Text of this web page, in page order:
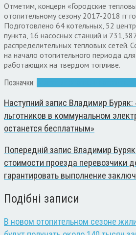
Отметим, концерн «Городские
отопительному сезону 2017-2018 гг
Подготовлено 64 котельных, 52
пункта, 16 насосных станций и
распределительных тепловых сетей.
на начало отопительного периода
работающих на твердом топливе.
Позначки:
Наступний запис Владимир Буряк:
льготников в коммунальном
останется бесплатным»
Попередній запис Владимир
стоимости проезда перевозчики
гарантировать выполнение
Подібні записи
В новом отопительном сезоне